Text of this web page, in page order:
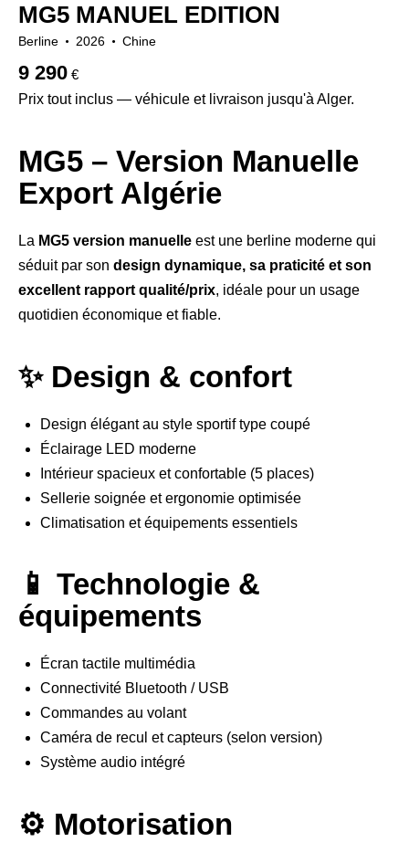
Vitres électriques (8)
MG5 MANUEL EDITION
Berline 2026 Chine
9 290 €
Prix tout inclus — véhicule et livraison jusqu'à Alger.
MG5 – Version Manuelle
Export Algérie
La MG5 version manuelle est une berline moderne qui
séduit par son design dynamique, sa praticité et son
excellent rapport qualité/prix, idéale pour un usage
quotidien économique et fiable.
✨ Design & confort
Design élégant au style sportif type coupé
Éclairage LED moderne
Intérieur spacieux et confortable (5 places)
Sellerie soignée et ergonomie optimisée
Climatisation et équipements essentiels
📱 Technologie &
équipements
Écran tactile multimédia
Connectivité Bluetooth / USB
Commandes au volant
Caméra de recul et capteurs (selon version)
Système audio intégré
⚙️ Motorisation